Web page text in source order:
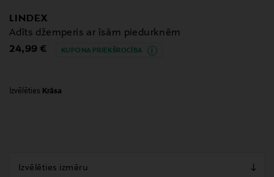
LINDEX
Adīts džemperis ar īsām piedurknēm
Original Price
24,99 € KUPONA PRIEKŠROCĪBA
Izvēlēties Krāsa